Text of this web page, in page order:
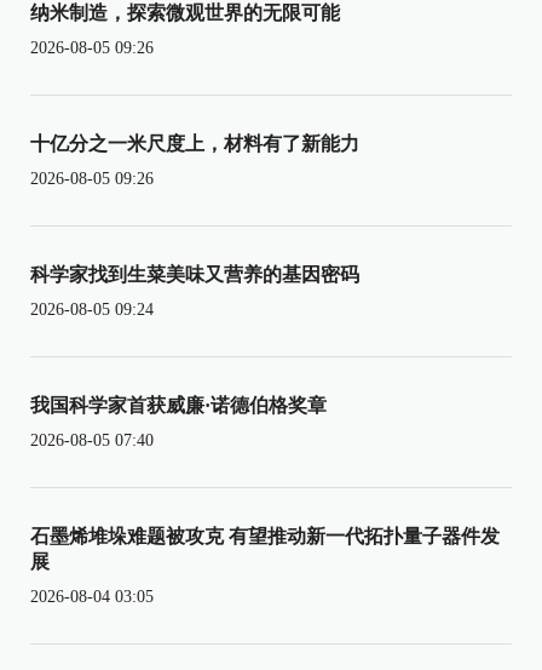
纳米制造，探索微观世界的无限可能
2026-08-05 09:26
十亿分之一米尺度上，材料有了新能力
2026-08-05 09:26
科学家找到生菜美味又营养的基因密码
2026-08-05 09:24
我国科学家首获威廉·诺德伯格奖章
2026-08-05 07:40
石墨烯堆垛难题被攻克 有望推动新一代拓扑量子器件发
展
2026-08-04 03:05